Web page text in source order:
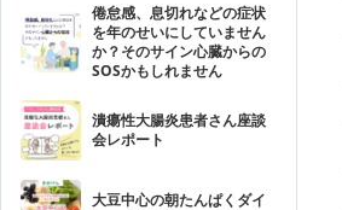
倦怠感、息切れなどの症状
を年のせいにしていません
か？そのサイン心臓からの
SOSかもしれません
潰瘍性大腸炎患者さん座談
会レポート
大豆中心の朝たんぱくダイ